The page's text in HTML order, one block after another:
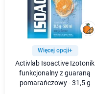
Więcej opcji+
Activlab Isoactive Izotonik
funkcjonalny z guaraną
pomarańczowy - 31,5 g